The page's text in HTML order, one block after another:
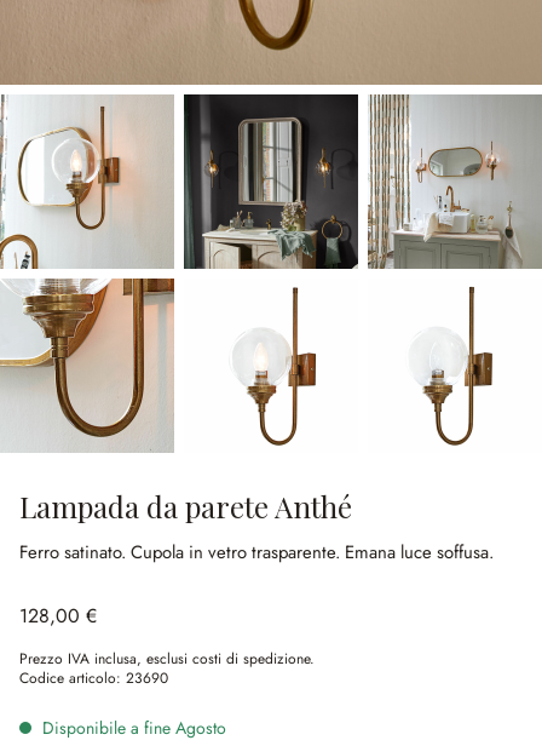
Lampada da parete Anthé
Ferro satinato. Cupola in vetro trasparente. Emana luce soffusa.
128,00 €
Prezzo IVA inclusa, esclusi costi di spedizione.
Codice articolo: 23690
Disponibile a fine Agosto